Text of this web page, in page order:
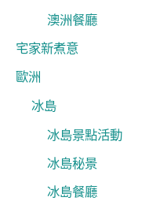
澳洲餐廳
宅家新煮意
歐洲
冰島
冰島景點活動
冰島秘景
冰島餐廳